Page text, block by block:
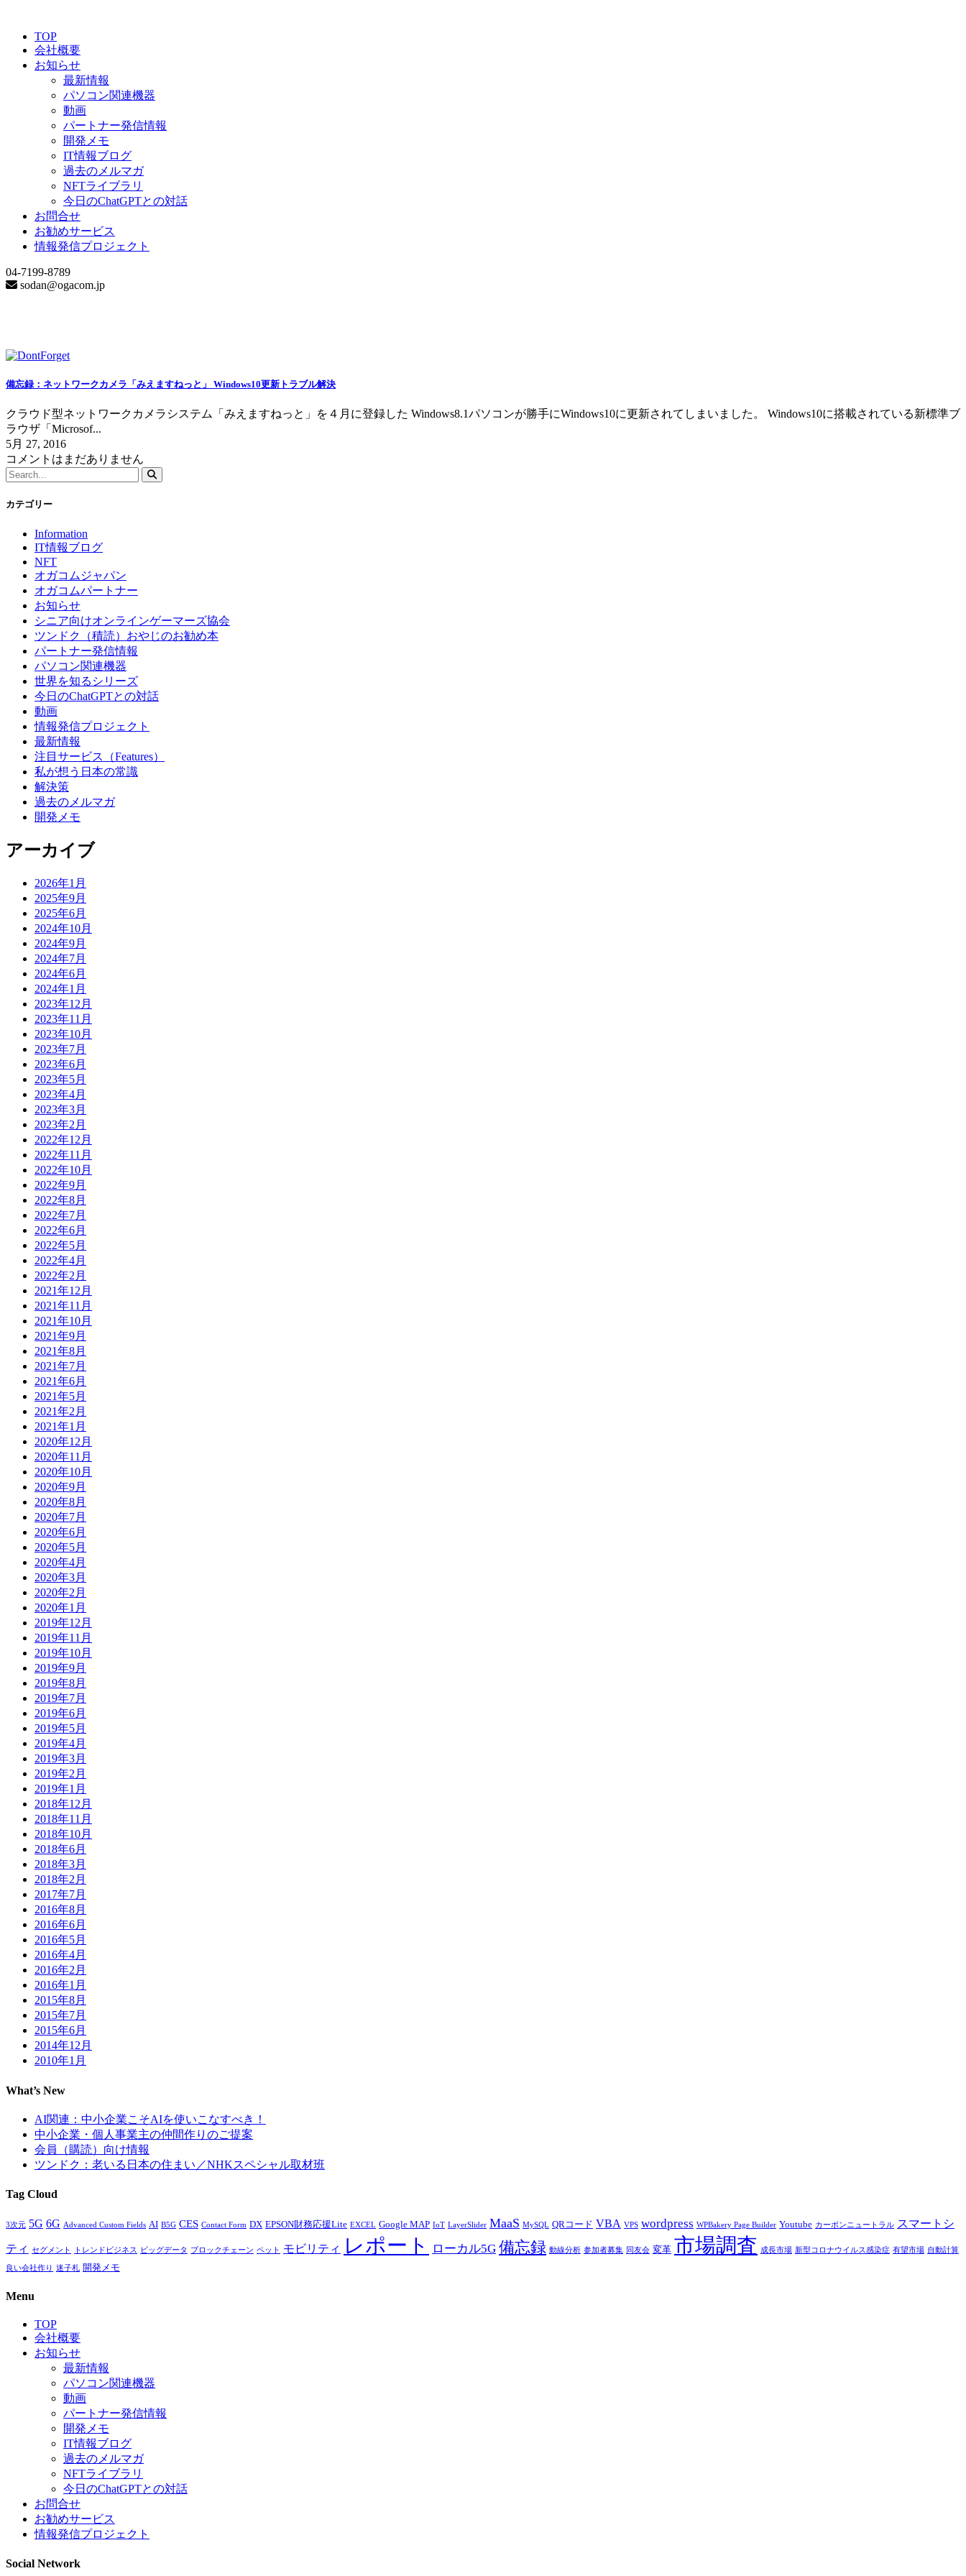
TOP
会社概要
お知らせ
最新情報
パソコン関連機器
動画
パートナー発信情報
開発メモ
IT情報ブログ
過去のメルマガ
NFTライブラリ
今日のChatGPTとの対話
お問合せ
お勧めサービス
情報発信プロジェクト
04-7199-8789
sodan@ogacom.jp
備忘録：ネットワークカメラ「みえますねっと」 Windows10更新トラブル解決
クラウド型ネットワークカメラシステム「みえますねっと」を４月に登録した Windows8.1パソコンが勝手にWindows10に更新されてしまいました。 Windows10に搭載されている新標準ブ
ラウザ「Microsof...
5月 27, 2016
コメントはまだありません
カテゴリー
Information
IT情報ブログ
NFT
オガコムジャパン
オガコムパートナー
お知らせ
シニア向けオンラインゲーマーズ協会
ツンドク（積読）おやじのお勧め本
パートナー発信情報
パソコン関連機器
世界を知るシリーズ
今日のChatGPTとの対話
動画
情報発信プロジェクト
最新情報
注目サービス（Features）
私が想う日本の常識
解決策
過去のメルマガ
開発メモ
アーカイブ
2026年1月
2025年9月
2025年6月
2024年10月
2024年9月
2024年7月
2024年6月
2024年1月
2023年12月
2023年11月
2023年10月
2023年7月
2023年6月
2023年5月
2023年4月
2023年3月
2023年2月
2022年12月
2022年11月
2022年10月
2022年9月
2022年8月
2022年7月
2022年6月
2022年5月
2022年4月
2022年2月
2021年12月
2021年11月
2021年10月
2021年9月
2021年8月
2021年7月
2021年6月
2021年5月
2021年2月
2021年1月
2020年12月
2020年11月
2020年10月
2020年9月
2020年8月
2020年7月
2020年6月
2020年5月
2020年4月
2020年3月
2020年2月
2020年1月
2019年12月
2019年11月
2019年10月
2019年9月
2019年8月
2019年7月
2019年6月
2019年5月
2019年4月
2019年3月
2019年2月
2019年1月
2018年12月
2018年11月
2018年10月
2018年6月
2018年3月
2018年2月
2017年7月
2016年8月
2016年6月
2016年5月
2016年4月
2016年2月
2016年1月
2015年8月
2015年7月
2015年6月
2014年12月
2010年1月
What’s New
AI関連：中小企業こそAIを使いこなすべき！
中小企業・個人事業主の仲間作りのご提案
会員（購読）向け情報
ツンドク：老いる日本の住まい／NHKスペシャル取材班
Tag Cloud
3次元 5G 6G Advanced Custom Fields AI B5G CES Contact Form DX EPSON財務応援Lite EXCEL Google MAP IoT LayerSlider MaaS MySQL QRコード VBA VPS wordpress WPBakery Page Builder Youtube カーボンニュートラル スマートシ
ティ セグメント トレンドビジネス ビッグデータ ブロックチェーン ペット モビリティ レポート ローカル5G 備忘録 動線分析 参加者募集 同友会 変革 市場調査 成長市場 新型コロナウイルス感染症 有望市場 自動計算
良い会社作り 迷子札 開発メモ
Menu
TOP
会社概要
お知らせ
最新情報
パソコン関連機器
動画
パートナー発信情報
開発メモ
IT情報ブログ
過去のメルマガ
NFTライブラリ
今日のChatGPTとの対話
お問合せ
お勧めサービス
情報発信プロジェクト
Social Network